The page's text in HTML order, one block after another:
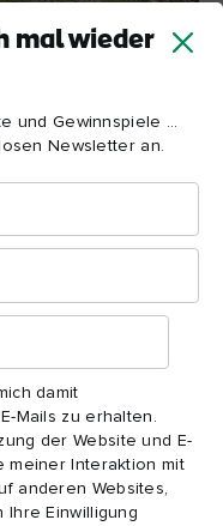
mal wieder
und Gewinnspiele ...
Newsletter an.
damit
Mails zu erhalten.
der Website und E-
meiner Interaktion mit
anderen Websites,
Ihre Einwilligung
ihrer Art in ganz
William Hall
Tassa Eida.
von Geburt bis zum
über eine Bandbreite
Waldkiefern, sowie
eine uralte Tanne, die
Weg voller